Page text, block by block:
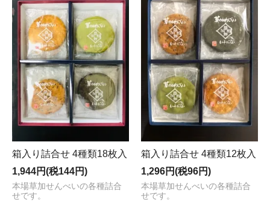
箱入り詰合せ 4種類18枚入
1,944円(税144円)
本場草加せんべいの各種詰合
せです。
箱入り詰合せ 4種類12枚入
1,296円(税96円)
本場草加せんべいの各種詰合
せです。